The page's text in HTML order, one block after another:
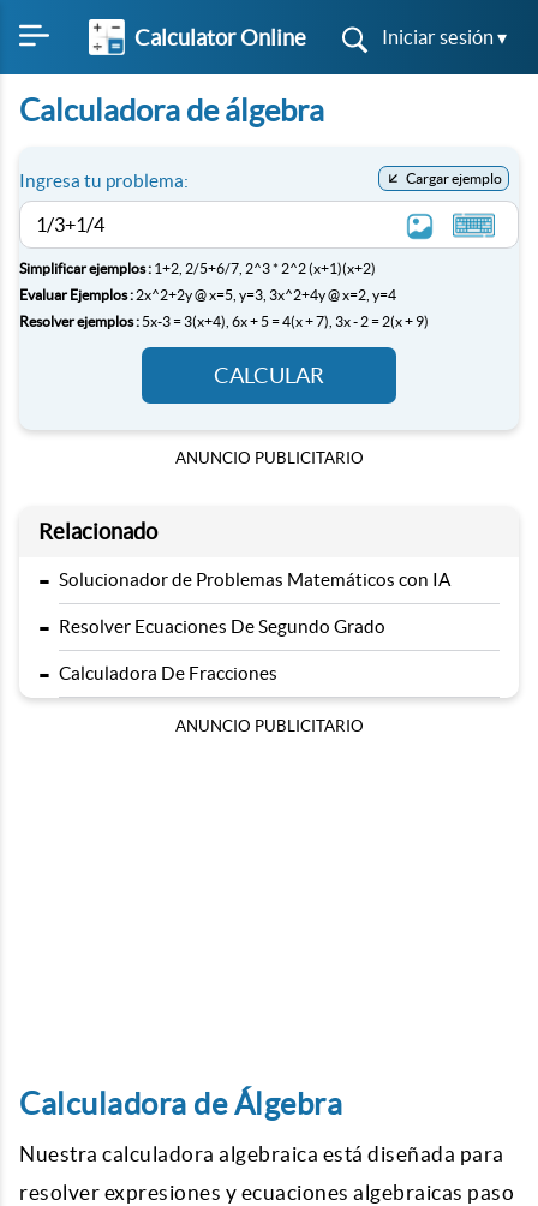
Calculator Online Iniciar sesión ▾
Calculadora de álgebra
Ingresa tu problema: Cargar ejemplo
Simplificar ejemplos : 1+2, 2/5+6/7, 2^3 * 2^2(x+1)(x+2)
Evaluar Ejemplos : 2x^2+2y @ x=5, y=3, 3x^2+4y @ x=2, y=4
Resolver ejemplos : 5x-3 = 3(x+4), 6x + 5 = 4(x + 7), 3x - 2 = 2(x + 9)
CALCULAR
ANUNCIO PUBLICITARIO
Relacionado
- Solucionador de Problemas Matemáticos con IA
- Resolver Ecuaciones De Segundo Grado
- Calculadora De Fracciones
ANUNCIO PUBLICITARIO
Calculadora de Álgebra
Nuestra calculadora algebraica está diseñada para
resolver expresiones y ecuaciones algebraicas paso